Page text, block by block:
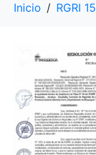
Inicio RGRI